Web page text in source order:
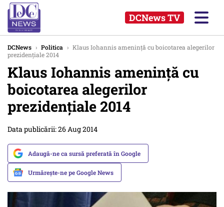
DCNews TV
DCNews › Politica › Klaus Iohannis amenință cu boicotarea alegerilor
prezidențiale 2014
Klaus Iohannis amenință cu
boicotarea alegerilor
prezidențiale 2014
Data publicării: 26 Aug 2014
Adaugă-ne ca sursă preferată în Google
Urmărește-ne pe Google News